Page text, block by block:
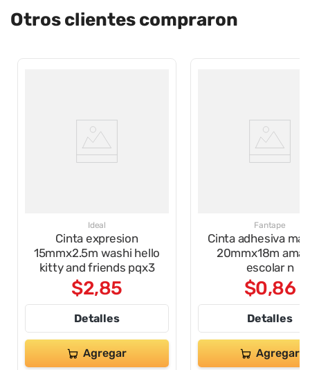
Otros clientes compraron
Ideal
Cinta expresion
15mmx2.5m washi hello
kitty and friends pqx3
$2,85
Detalles
Agregar
Fantape
Cinta adhesiva
20mmx18m
escolar n
$0,86
Detalles
Agregar